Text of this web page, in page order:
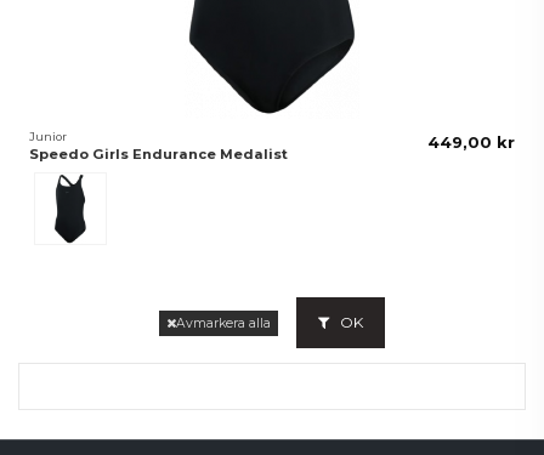
Junior
Speedo Girls Endurance Medalist
Svart
449,00 kr
Avmarkera alla OK